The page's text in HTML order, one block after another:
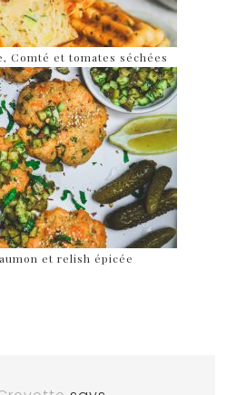
Comté et tomates séchées
et relish épicée